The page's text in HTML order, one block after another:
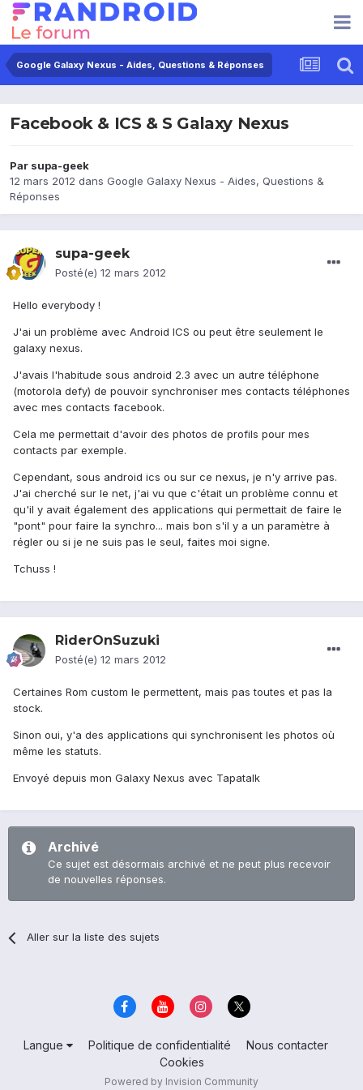
Google Galaxy Nexus - Aides, Questions & Réponses
Facebook & ICS & S Galaxy Nexus
Par supa-geek
12 mars 2012 dans Google Galaxy Nexus - Aides, Questions &
Réponses
supa-geek
Posté(e) 12 mars 2012
Hello everybody !
J'ai un problème avec Android ICS ou peut être seulement le
galaxy nexus.
J'avais l'habitude sous android 2.3 avec un autre téléphone
(motorola defy) de pouvoir synchroniser mes contacts téléphones
avec mes contacts facebook.
Cela me permettait d'avoir des photos de profils pour mes
contacts par exemple.
Cependant, sous android ics ou sur ce nexus, je n'y arrive pas.
J'ai cherché sur le net, j'ai vu que c'était un problème connu et
qu'il y avait également des applications qui permettait de faire le
"pont" pour faire la synchro... mais bon s'il y a un paramètre à
régler ou si je ne suis pas le seul, faites moi signe.
Tchuss !
RiderOnSuzuki
Posté(e) 12 mars 2012
Certaines Rom custom le permettent, mais pas toutes et pas la
stock.
Sinon oui, y'a des applications qui synchronisent les photos où
même les statuts.
Envoyé depuis mon Galaxy Nexus avec Tapatalk
Archivé
Ce sujet est désormais archivé et ne peut plus recevoir
de nouvelles réponses.
Aller sur la liste des sujets
Langue Politique de confidentialité
Nous contacter
Cookies
Powered by Invision Community